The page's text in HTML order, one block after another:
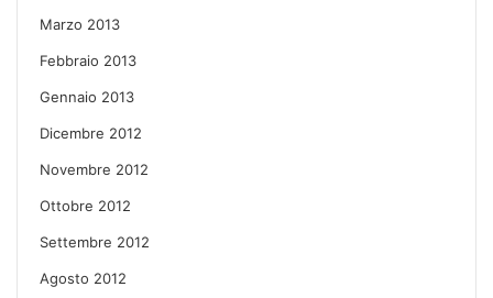
Marzo 2013
Febbraio 2013
Gennaio 2013
Dicembre 2012
Novembre 2012
Ottobre 2012
Settembre 2012
Agosto 2012